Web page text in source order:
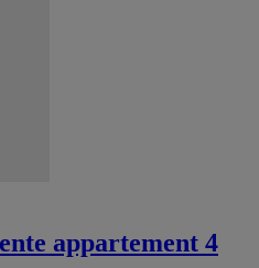
appartement 4